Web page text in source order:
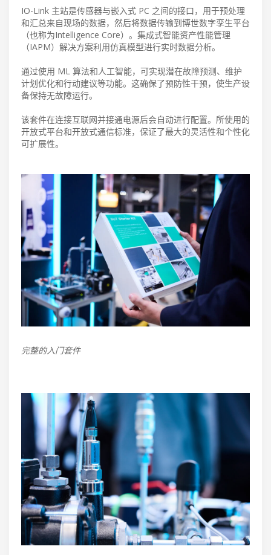
IO-Link 主站是传感器与嵌入式 PC 之间的接口，用于预处理
和汇总来自现场的数据，然后将数据传输到博世数字孪生平台
（也称为Intelligence Core）。集成式智能资产性能管理
（IAPM）解决方案利用仿真模型进行实时数据分析。
通过使用 ML 算法和人工智能，可实现潜在故障预测、维护
计划优化和行动建议等功能。这确保了预防性干预，使生产设
备保持无故障运行。
该套件在连接互联网并接通电源后会自动进行配置。所使用的
开放式平台和开放式通信标准，保证了最大的灵活性和个性化
可扩展性。
完整的入门套件